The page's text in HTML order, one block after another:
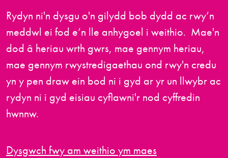
Rydyn ni'n dysgu o'n gilydd bob dydd ac rwy’n
meddwl ei fod e’n lle anhygoel i weithio. Mae'n
dod â heriau wrth gwrs, mae gennym heriau,
mae gennym rwystredigaethau ond rwy'n credu
yn y pen draw ein bod ni i gyd ar yr un llwybr ac
rydyn ni i gyd eisiau cyflawni'r nod cyffredin
hwnnw.
Dysgwch fwy am weithio ym maes